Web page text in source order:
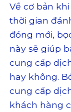
Về cơ bản
thời gian
đóng mới,
này sẽ giúp
cung cấp
hay không.
cung cấp
khách hàng